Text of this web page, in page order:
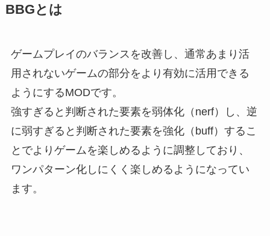
BBGとは
ゲームプレイのバランスを改善し、通常あまり活
用されないゲームの部分をより有効に活用できる
ようにするMODです。
強すぎると判断された要素を弱体化（nerf）し、逆
に弱すぎると判断された要素を強化（buff）するこ
とでよりゲームを楽しめるように調整しており、
ワンパターン化しにくく楽しめるようになってい
ます。